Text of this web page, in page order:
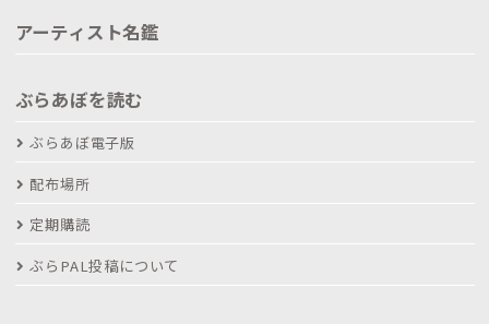
アーティスト名鑑
ぶらあぼを読む
ぶらあぼ電子版
配布場所
定期購読
ぶらPAL投稿について